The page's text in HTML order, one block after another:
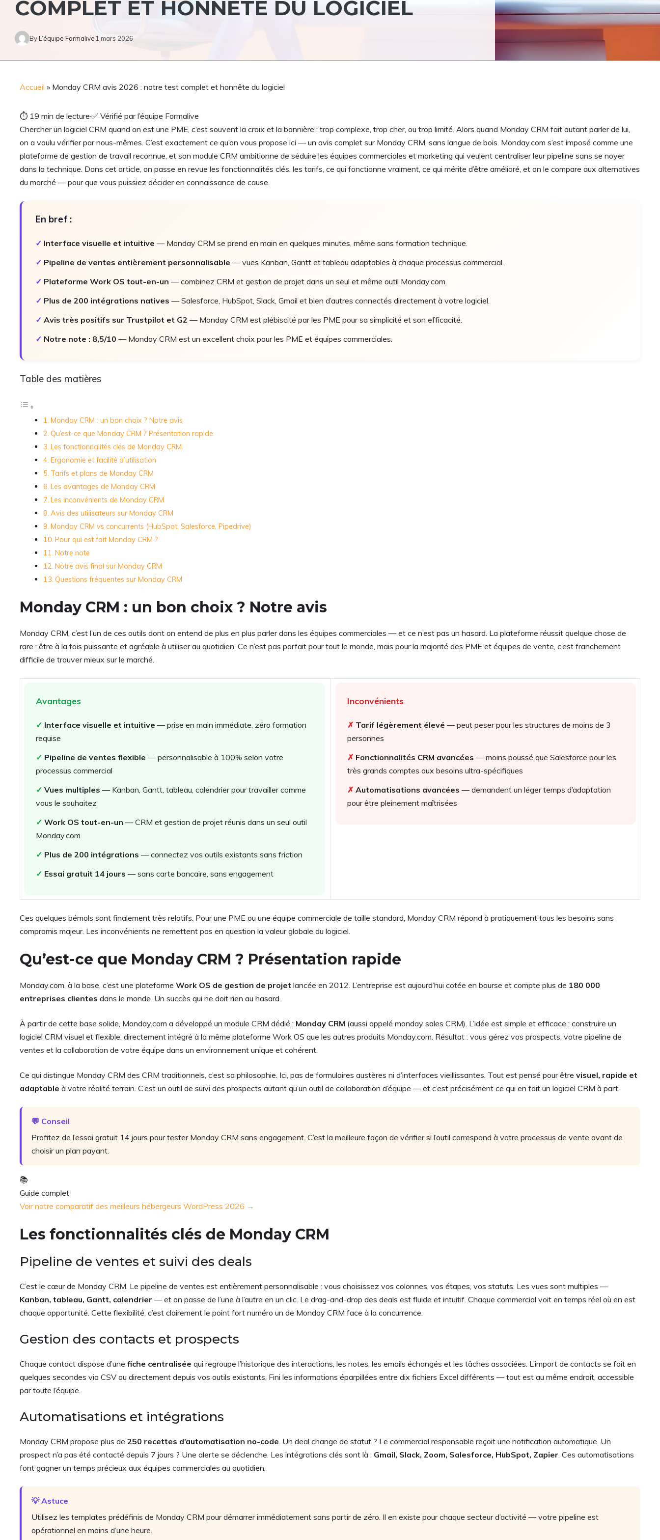
COMPLET ET HONNÊTE DU LOGICIEL
ByL’équipe Formalive 1 mars 2026
Accueil » Monday CRM avis 2026 : notre test complet et honnête du logiciel
⏱ 19 min de lecture·✅ Vérifié par l’équipe Formalive
Chercher un logiciel CRM quand on est une PME, c’est souvent la croix et la bannière : trop complexe, trop cher, ou trop limité. Alors quand Monday CRM fait autant parler de lui,
on a voulu vérifier par nous-mêmes. C’est exactement ce qu’on vous propose ici — un avis complet sur Monday CRM, sans langue de bois. Monday.com s’est imposé comme une
plateforme de gestion de travail reconnue, et son module CRM ambitionne de séduire les équipes commerciales et marketing qui veulent centraliser leur pipeline sans se noyer
dans la technique. Dans cet article, on passe en revue les fonctionnalités clés, les tarifs, ce qui fonctionne vraiment, ce qui mérite d’être amélioré, et on le compare aux alternatives
du marché — pour que vous puissiez décider en connaissance de cause.
En bref :
✓ Interface visuelle et intuitive — Monday CRM se prend en main en quelques minutes, même sans formation technique.
✓ Pipeline de ventes entièrement personnalisable — vues Kanban, Gantt et tableau adaptables à chaque processus commercial.
✓ Plateforme Work OS tout-en-un — combinez CRM et gestion de projet dans un seul et même outil Monday.com.
✓ Plus de 200 intégrations natives — Salesforce, HubSpot, Slack, Gmail et bien d’autres connectés directement à votre logiciel.
✓ Avis très positifs sur Trustpilot et G2 — Monday CRM est plébiscité par les PME pour sa simplicité et son efficacité.
✓ Notre note : 8,5/10 — Monday CRM est un excellent choix pour les PME et équipes commerciales.
Table des matières
Monday CRM : un bon choix ? Notre avis
Qu’est-ce que Monday CRM ? Présentation rapide
Les fonctionnalités clés de Monday CRM
Ergonomie et facilité d’utilisation
Tarifs et plans de Monday CRM
Les avantages de Monday CRM
Les inconvénients de Monday CRM
Avis des utilisateurs sur Monday CRM
Monday CRM vs concurrents (HubSpot, Salesforce, Pipedrive)
Pour qui est fait Monday CRM ?
Notre note
Notre avis final sur Monday CRM
Questions fréquentes sur Monday CRM
Monday CRM : un bon choix ? Notre avis
Monday CRM, c’est l’un de ces outils dont on entend de plus en plus parler dans les équipes commerciales — et ce n’est pas un hasard. La plateforme réussit quelque chose de
rare : être à la fois puissante et agréable à utiliser au quotidien. Ce n’est pas parfait pour tout le monde, mais pour la majorité des PME et équipes de vente, c’est franchement
difficile de trouver mieux sur le marché.
Avantages
✓ Interface visuelle et intuitive — prise en main immédiate, zéro formation
requise
✓ Pipeline de ventes flexible — personnalisable à 100% selon votre
processus commercial
✓ Vues multiples — Kanban, Gantt, tableau, calendrier pour travailler comme
vous le souhaitez
✓ Work OS tout-en-un — CRM et gestion de projet réunis dans un seul outil
Monday.com
✓ Plus de 200 intégrations — connectez vos outils existants sans friction
✓ Essai gratuit 14 jours — sans carte bancaire, sans engagement
Inconvénients
✗ Tarif légèrement élevé — peut peser pour les structures de moins de 3
personnes
✗ Fonctionnalités CRM avancées — moins poussé que Salesforce pour les
très grands comptes aux besoins ultra-spécifiques
✗ Automatisations avancées — demandent un léger temps d’adaptation
pour être pleinement maîtrisées
Ces quelques bémols sont finalement très relatifs. Pour une PME ou une équipe commerciale de taille standard, Monday CRM répond à pratiquement tous les besoins sans
compromis majeur. Les inconvénients ne remettent pas en question la valeur globale du logiciel.
Qu’est-ce que Monday CRM ? Présentation rapide
Monday.com, à la base, c’est une plateforme Work OS de gestion de projet lancée en 2012. L’entreprise est aujourd’hui cotée en bourse et compte plus de 180 000
entreprises clientes dans le monde. Un succès qui ne doit rien au hasard.
À partir de cette base solide, Monday.com a développé un module CRM dédié : Monday CRM (aussi appelé monday sales CRM). L’idée est simple et efficace : construire un
logiciel CRM visuel et flexible, directement intégré à la même plateforme Work OS que les autres produits Monday.com. Résultat : vous gérez vos prospects, votre pipeline de
ventes et la collaboration de votre équipe dans un environnement unique et cohérent.
Ce qui distingue Monday CRM des CRM traditionnels, c’est sa philosophie. Ici, pas de formulaires austères ni d’interfaces vieillissantes. Tout est pensé pour être visuel, rapide et
adaptable à votre réalité terrain. C’est un outil de suivi des prospects autant qu’un outil de collaboration d’équipe — et c’est précisément ce qui en fait un logiciel CRM à part.
💬 Conseil
Profitez de l’essai gratuit 14 jours pour tester Monday CRM sans engagement. C’est la meilleure façon de vérifier si l’outil correspond à votre processus de vente avant de
choisir un plan payant.
📚
Guide complet
Voir notre comparatif des meilleurs hébergeurs WordPress 2026 →
Les fonctionnalités clés de Monday CRM
Pipeline de ventes et suivi des deals
C’est le cœur de Monday CRM. Le pipeline de ventes est entièrement personnalisable : vous choisissez vos colonnes, vos étapes, vos statuts. Les vues sont multiples —
Kanban, tableau, Gantt, calendrier — et on passe de l’une à l’autre en un clic. Le drag-and-drop des deals est fluide et intuitif. Chaque commercial voit en temps réel où en est
chaque opportunité. Cette flexibilité, c’est clairement le point fort numéro un de Monday CRM face à la concurrence.
Gestion des contacts et prospects
Chaque contact dispose d’une fiche centralisée qui regroupe l’historique des interactions, les notes, les emails échangés et les tâches associées. L’import de contacts se fait en
quelques secondes via CSV ou directement depuis vos outils existants. Fini les informations éparpillées entre dix fichiers Excel différents — tout est au même endroit, accessible
par toute l’équipe.
Automatisations et intégrations
Monday CRM propose plus de 250 recettes d’automatisation no-code . Un deal change de statut ? Le commercial responsable reçoit une notification automatique. Un
prospect n’a pas été contacté depuis 7 jours ? Une alerte se déclenche. Les intégrations clés sont là : Gmail, Slack, Zoom, Salesforce, HubSpot, Zapier . Ces automatisations
font gagner un temps précieux aux équipes commerciales au quotidien.
💡 Astuce
Utilisez les templates prédéfinis de Monday CRM pour démarrer immédiatement sans partir de zéro. Il en existe pour chaque secteur d’activité — votre pipeline est
opérationnel en moins d’une heure.